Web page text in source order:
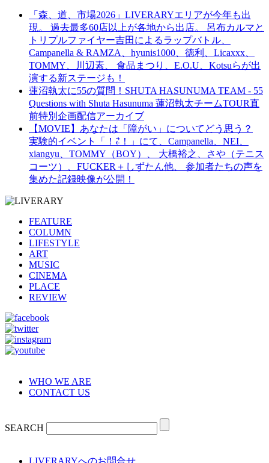
「森、道、市場2026」LIVERARYエリアが今年も出
現。 過去最多60店以上が各地から出店。 呂布カルマと
トリプルファイヤー吉田によるラップバトル、
Campanella & RAMZA、hyunis1000、徳利、Licaxxx、
TOMMY、川辺素、 食品まつり、E.O.U、Kotsuらが出
演する新ステージも！
蓮沼執太に55の質問！SHUTA HASUNUMA TEAM - 55
Questions with Shuta Hasunuma 蓮沼執太チームTOUR直
前特別企画配信アーカイブ
【MOVIE】あなたは「障がい」についてどう思う？
実験的イベント「！⇄！」にて、Campanella、NEI、
xiangyu、TOMMY（BOY）、 大橋裕之、さや（テニス
コーツ）、FUCKER＋しずたん他、 参加者たちの声を
集めた記録映像が公開！
FEATURE
COLUMN
LIFESTYLE
ART
MUSIC
CINEMA
PLACE
REVIEW
WHO WE ARE
CONTACT US
SEARCH